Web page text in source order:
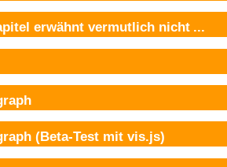
erwähnt vermutlich nicht ...
(Beta-Test mit vis.js)